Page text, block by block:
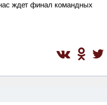
ждет финал командных